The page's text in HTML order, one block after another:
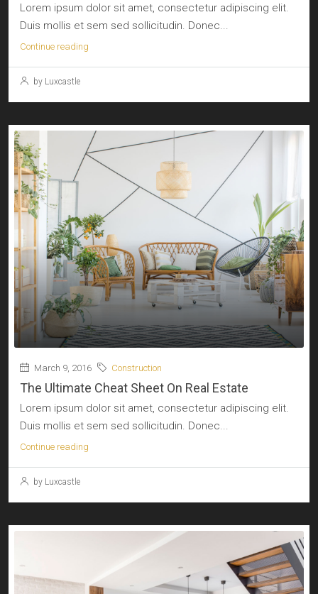
Lorem ipsum dolor sit amet, consectetur adipiscing elit.
Duis mollis et sem sed sollicitudin. Donec...
Continue reading
by Luxcastle
March 9, 2016 Construction
The Ultimate Cheat Sheet On Real Estate
Lorem ipsum dolor sit amet, consectetur adipiscing elit.
Duis mollis et sem sed sollicitudin. Donec...
Continue reading
by Luxcastle